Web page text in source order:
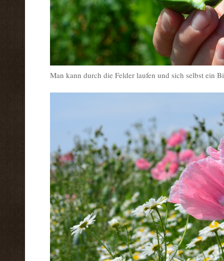
Man kann durch die Felder laufen und sich selbst ein